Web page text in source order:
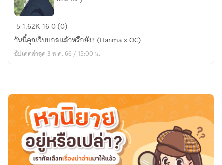
คือ
คน
ของ
ฉัน
(END)
[AU
Fic
Tokyo
Revenger]
รัก
ผม
หน่อย
5 1.62K 160 (0)
วันนี้คุณจีบบอสแล้วหรือยัง? (Hanma x OC)
อัปเดตล่าสุด 3 พ.ค. 66 / 15:00 น.